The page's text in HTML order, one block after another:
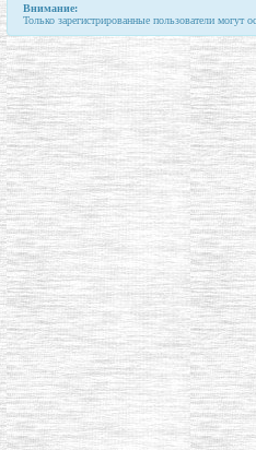
Внимание:
Только зарегистрированные пользователи могут